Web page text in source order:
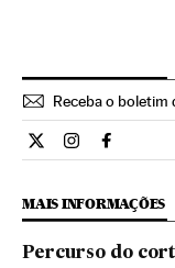
Receba o boletim
Internacional El
Internacional
MAIS INFORMAÇÕES
Percurso do